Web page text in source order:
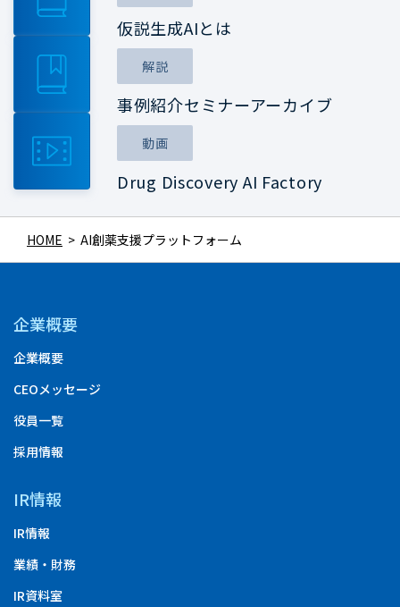
仮説生成AIとは
解説
事例紹介セミナーアーカイブ
動画
Drug Discovery AI Factory
HOME > AI創薬支援プラットフォーム
企業概要
企業概要
CEOメッセージ
役員一覧
採用情報
IR情報
IR情報
業績・財務
IR資料室